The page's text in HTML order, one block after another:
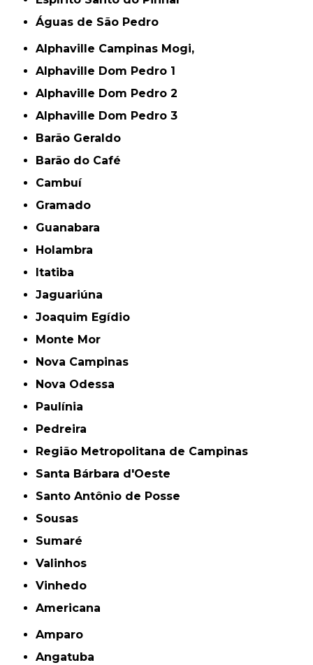
Águas de São Pedro
Alphaville Campinas Mogi,
Alphaville Dom Pedro 1
Alphaville Dom Pedro 2
Alphaville Dom Pedro 3
Barão Geraldo
Barão do Café
Cambuí
Gramado
Guanabara
Holambra
Itatiba
Jaguariúna
Joaquim Egídio
Monte Mor
Nova Campinas
Nova Odessa
Paulínia
Pedreira
Região Metropolitana de Campinas
Santa Bárbara d'Oeste
Santo Antônio de Posse
Sousas
Sumaré
Valinhos
Vinhedo
americana
Amparo
Angatuba